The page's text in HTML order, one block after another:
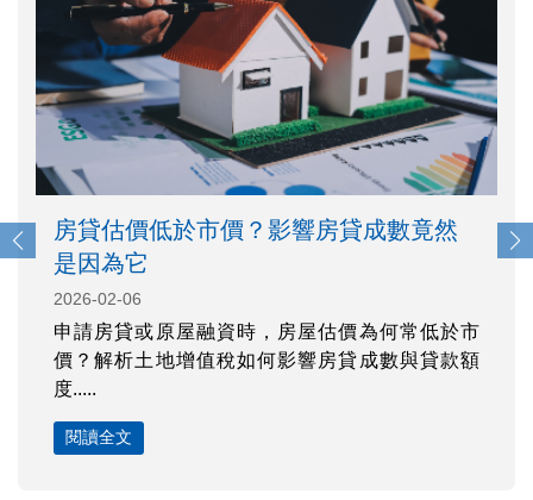
房貸估價低於市價？影響房貸成數竟然
是因為它
2026-02-06
申請房貸或原屋融資時，房屋估價為何常低於市
價？解析土地增值稅如何影響房貸成數與貸款額
度.....
閱讀全文